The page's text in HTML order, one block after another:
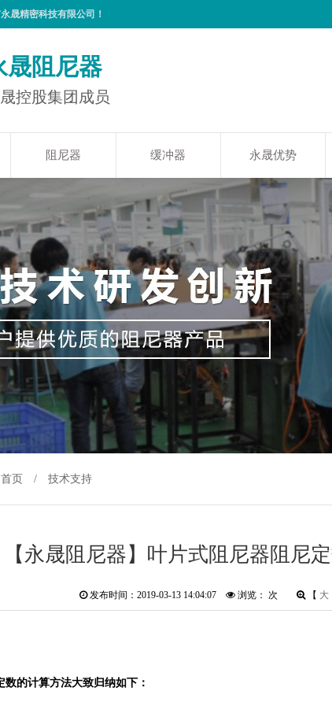
晟精密科技有限公司！
晟阻尼器
控股集团成员
阻尼器 缓冲器 永晟优势
首页 / 技术支持
【永晟阻尼器】叶片式阻尼器阻尼
发布时间：2019-03-13 14:04:07 浏览： 次 【 大
的计算方法大致归纳如下：